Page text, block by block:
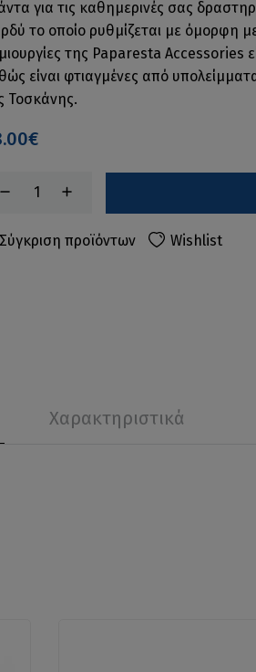
για τις καθημερινές σας
το οποίο ρυθμίζεται με όμορφη
της Paparesta Accessories
είναι φτιαγμένες από
Τοσκάνης.
Σύγκριση προϊόντων Wishlist
Χαρακτηριστικά